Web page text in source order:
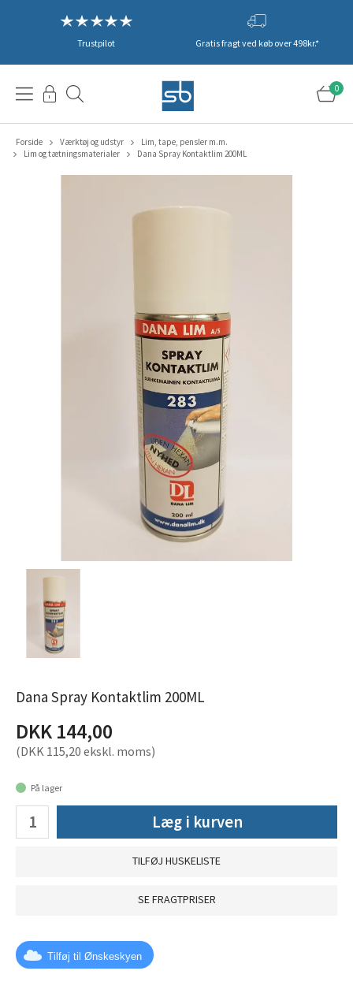
Trustpilot Gratis fragt ved køb over 498kr.*
0
Forside Værktøj og udstyr
Lim, tape, pensler m.m.
Lim og tætningsmaterialer
Dana Spray Kontaktlim 200ML
Dana Spray Kontaktlim 200ML
DKK 144,00
(DKK 115,20 ekskl. moms)
På lager
Læg i kurven
TILFØJ HUSKELISTE
SE FRAGTPRISER
Tilføj til Ønskeskyen